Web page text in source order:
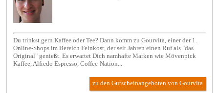
Du trinkst gern Kaffee oder Tee? Dann komm zu Gourvita, einer der 1.
Online-Shops im Bereich Feinkost, der seit Jahren einen Ruf als "das
Original" genießt. Es erwartet Dich namhafte Marken wie Mövenpick
Kaffee, Alfredo Espresso, Coffee-Nation...
zu den Gutscheinangeboten von Gourvita